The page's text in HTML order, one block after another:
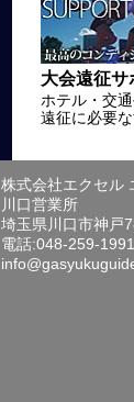
大会遠征サ
ホテル・交
遠征に必要な
株式会社エクセル
川口営業所
埼玉県川口市神戸
電話:048-259-